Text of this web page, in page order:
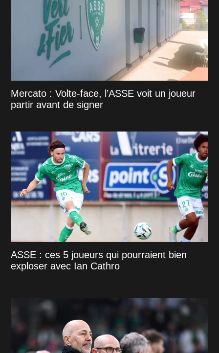
Mercato : Volte-face, l’ASSE voit un joueur
partir avant de signer
ASSE : ces 5 joueurs qui pourraient bien
exploser avec Ian Cathro